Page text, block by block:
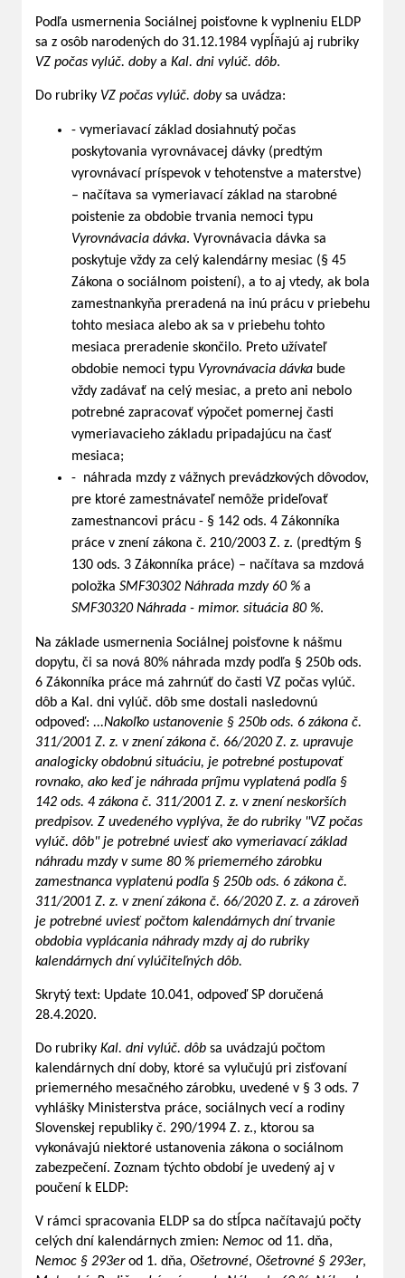
Podľa usmernenia Sociálnej poisťovne k vyplneniu ELDP
sa z osôb narodených do 31.12.1984 vypĺňajú aj rubriky
VZ počas vylúč. dobya Kal. dni vylúč. dôb.
Do rubriky VZ počas vylúč. dobysa uvádza:
- vymeriavací základ dosiahnutý počas
poskytovania vyrovnávacej dávky (predtým
vyrovnávací príspevok v tehotenstve a materstve)
– načítava sa vymeriavací základ na starobné
poistenie za obdobie trvania nemoci typu
Vyrovnávacia dávka. Vyrovnávacia dávka sa
poskytuje vždy za celý kalendárny mesiac (§ 45
Zákona o sociálnom poistení), a to aj vtedy, ak bola
zamestnankyňa preradená na inú prácu v priebehu
tohto mesiaca alebo ak sa v priebehu tohto
mesiaca preradenie skončilo. Preto užívateľ
obdobie nemoci typu Vyrovnávacia dávka bude
vždy zadávať na celý mesiac, a preto ani nebolo
potrebné zapracovať výpočet pomernej časti
vymeriavacieho základu pripadajúcu na časť
mesiaca;
- náhrada mzdy z vážnych prevádzkových dôvodov,
pre ktoré zamestnávateľ nemôže prideľovať
zamestnancovi prácu - § 142 ods. 4 Zákonníka
práce v znení zákona č. 210/2003 Z. z. (predtým §
130 ods. 3 Zákonníka práce) – načítava sa mzdová
položka SMF30302 Náhrada mzdy 60 % a
SMF30320 Náhrada - mimor. situácia 80 %.
Na základe usmernenia Sociálnej poisťovne k nášmu
dopytu, či sa nová 80% náhrada mzdy podľa § 250b ods.
6 Zákonníka práce má zahrnúť do časti VZ počas vylúč.
dôb a Kal. dni vylúč. dôb sme dostali nasledovnú
odpoveď: ...Nakoľko ustanovenie § 250b ods. 6 zákona č.
311/2001 Z. z. v znení zákona č. 66/2020 Z. z. upravuje
analogicky obdobnú situáciu, je potrebné postupovať
rovnako, ako keď je náhrada príjmu vyplatená podľa §
142 ods. 4 zákona č. 311/2001 Z. z. v znení neskorších
predpisov. Z uvedeného vyplýva, že do rubriky "VZ počas
vylúč. dôb" je potrebné uviesť ako vymeriavací základ
náhradu mzdy v sume 80 % priemerného zárobku
zamestnanca vyplatenú podľa § 250b ods. 6 zákona č.
311/2001 Z. z. v znení zákona č. 66/2020 Z. z. a zároveň
je potrebné uviesť počtom kalendárnych dní trvanie
obdobia vyplácania náhrady mzdy aj do rubriky
kalendárnych dní vylúčiteľných dôb.
Skrytý text: Update 10.041, odpoveď SP doručená
28.4.2020.
Do rubriky Kal. dni vylúč. dôb sa uvádzajú počtom
kalendárnych dní doby, ktoré sa vylučujú pri zisťovaní
priemerného mesačného zárobku, uvedené v § 3 ods. 7
vyhlášky Ministerstva práce, sociálnych vecí a rodiny
Slovenskej republiky č. 290/1994 Z. z., ktorou sa
vykonávajú niektoré ustanovenia zákona o sociálnom
zabezpečení. Zoznam týchto období je uvedený aj v
poučení k ELDP:
V rámci spracovania ELDP sa do stĺpca načítavajú počty
celých dní kalendárnych zmien: Nemoc od 11. dňa,
Nemoc § 293erod 1. dňa, Ošetrovné, Ošetrovné § 293er,